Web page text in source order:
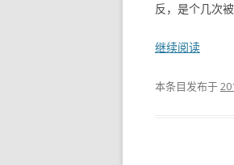
反，是个几次
继续阅读
本条目发布于